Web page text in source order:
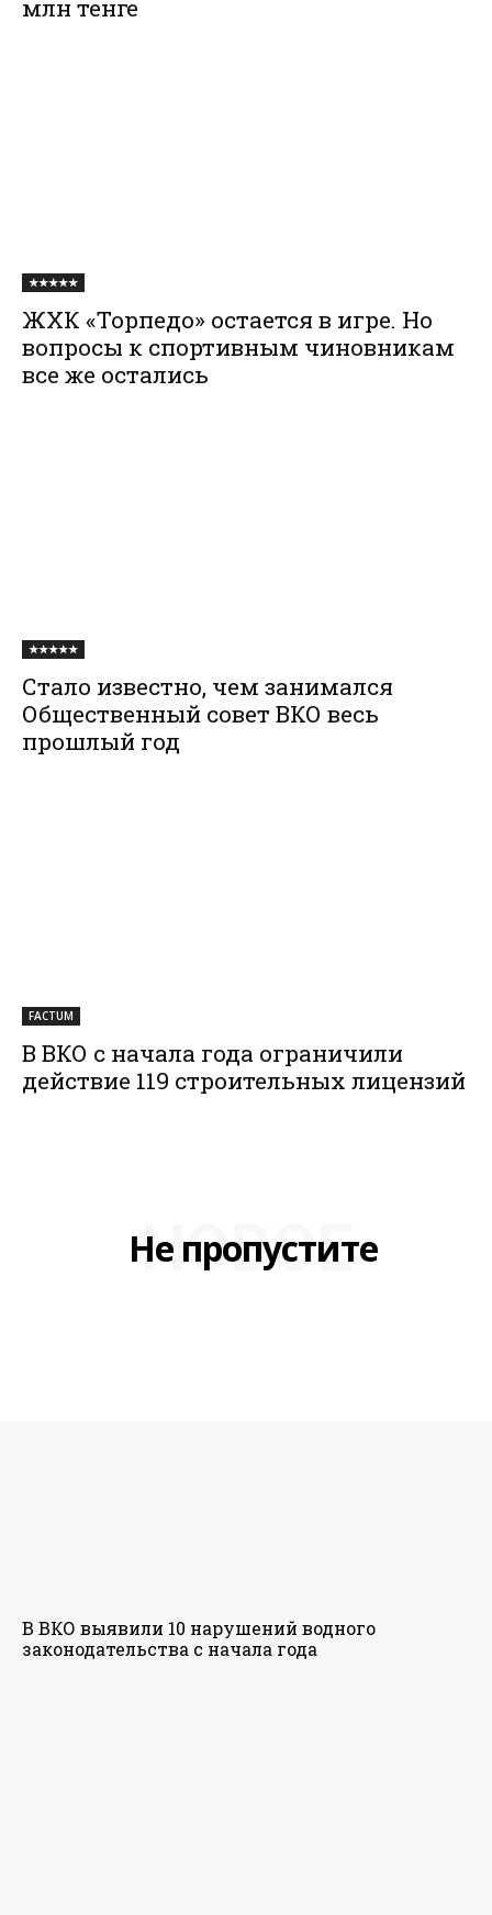
млн тенге
★★★★★
ЖХК «Торпедо» остается в игре. Но
вопросы к спортивным чиновникам
все же остались
★★★★★
Стало известно, чем занимался
Общественный совет ВКО весь
прошлый год
FACTUM
В ВКО с начала года ограничили
действие 119 строительных лицензий
Не пропустите
НОВОЕ
В ВКО выявили 10 нарушений водного
законодательства с начала года